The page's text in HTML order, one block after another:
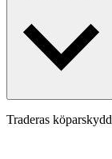
Traderas köparskydd